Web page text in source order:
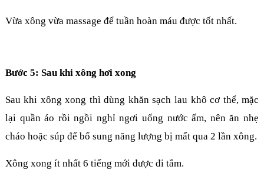
Vừa xông vừa massage để tuần hoàn máu được tốt nhất.
Bước 5: Sau khi xông hơi xong
Sau khi xông xong thì dùng khăn sạch lau khô cơ thể, mặc
lại quần áo rồi ngồi nghỉ ngơi uống nước ấm, nên ăn nhẹ
cháo hoặc súp để bổ sung năng lượng bị mất qua 2 lần xông.
Xông xong ít nhất 6 tiếng mới được đi tắm.